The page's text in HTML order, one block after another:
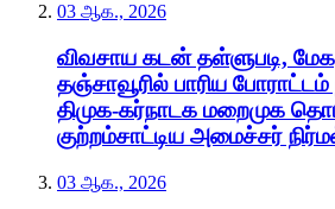
03 ஆக., 2026
விவசாய கடன் தள்ளுபடி,
தஞ்சாவூரில் பாரிய
திமுக-கர்நாடக மறைமுக
குற்றம்சாட்டிய அமைச்சர்
03 ஆக., 2026